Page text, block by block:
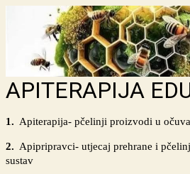
APITERAPIJA
1. Apiterapija- pčelinji proizvodi u
2. Apipripravci- utjecaj prehrane i
sustav